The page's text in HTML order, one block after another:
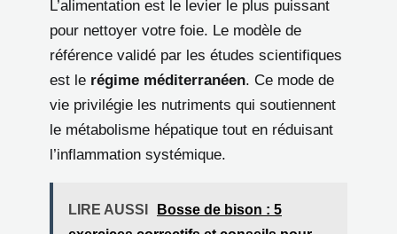
L’alimentation est le levier le plus puissant
pour nettoyer votre foie. Le modèle de
référence validé par les études scientifiques
est le régime méditerranéen. Ce mode de
vie privilégie les nutriments qui soutiennent
le métabolisme hépatique tout en réduisant
l’inflammation systémique.
LIRE AUSSI
Bosse de bison : 5